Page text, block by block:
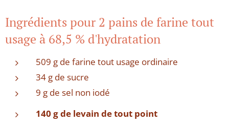
Ingrédients pour 2 pains de farine tout
usage à 68,5 % d'hydratation
509 g de farine tout usage ordinaire
34 g de sucre
9 g de sel non iodé
140 g de levain de tout point